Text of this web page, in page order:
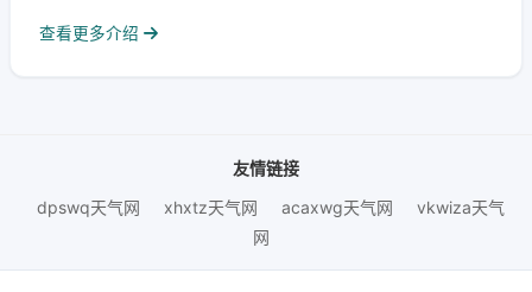
查看更多介绍
友情链接
dpswq天气网
xhxtz天气网 acaxwg天气网
vkwiza天气
网